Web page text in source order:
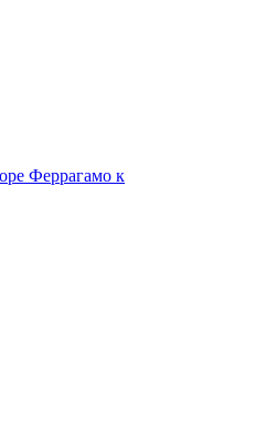
Феррагамо к